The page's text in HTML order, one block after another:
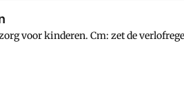
voor kinderen. Cm: zet de